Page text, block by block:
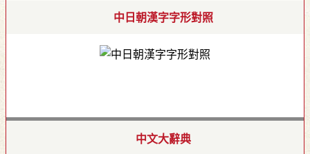
中日朝漢字字形對照
中文大辭典